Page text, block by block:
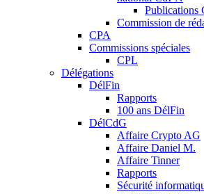
Publications
Commission de
CPA
Commissions spéciales
CPL
Délégations
DélFin
Rapports
100 ans DélFin
DélCdG
Affaire Crypto AG
Affaire Daniel M.
Affaire Tinner
Rapports
Sécurité